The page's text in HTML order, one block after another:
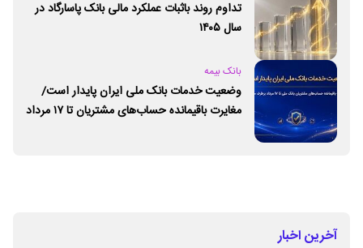
تداوم روند باثبات عملکرد مالی بانک پاسارگاد در
سال ۱۴۰۵
بانک بیمه
وضعیت خدمات بانک ملی ایران پایدار است/
مغایرت‌ باقیمانده حساب‌های مشتریان تا ۱۷ مرداد
آخرین اخبار